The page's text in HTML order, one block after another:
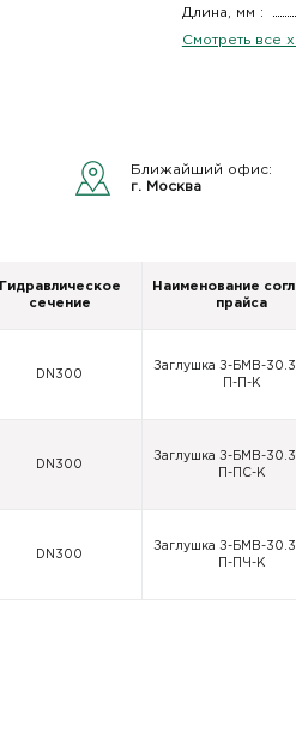
Длина, мм :
Смотреть все
Ближайший офис:
г. Москва
Гидравлическое
сечение
Наименование
прайса
DN300
Заглушка З-БМВ-
П-П-К
DN300
Заглушка З-БМВ-
П-ПС-К
DN300
Заглушка З-БМВ-
П-ПЧ-К